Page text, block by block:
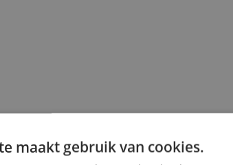
maakt gebruik van cookies.